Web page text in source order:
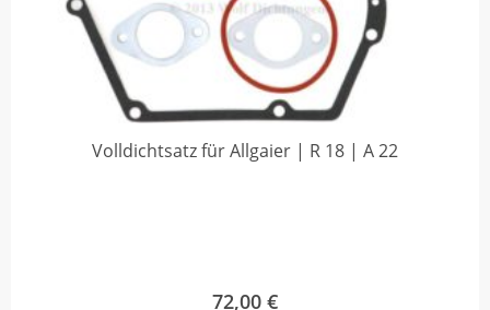
Volldichtsatz für Allgaier | R 18 | A 22
72,00 €